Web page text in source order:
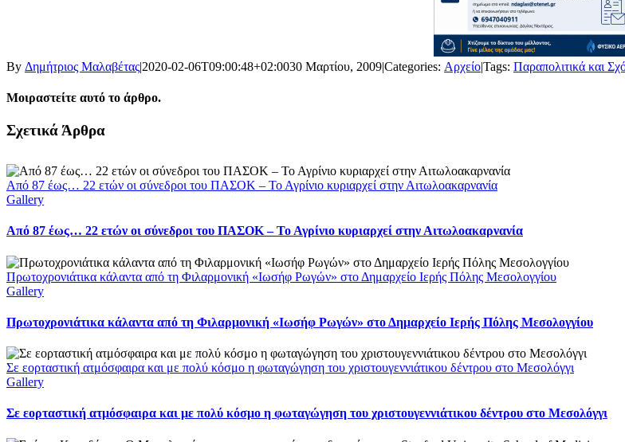
By Δημήτριος Μαλαβέτας|2020-02-06T09:00:48+02:0030 Μαρτίου, 2009|Categories: Αρχείο|Tags: Παραπολιτικά και
Μοιραστείτε αυτό το άρθρο.
Facebook
X
LinkedIn
WhatsApp
Email
Σχετικά Άρθρα
Από 87 έως… 22 ετών οι σύνεδροι του ΠΑΣΟΚ – Το Αγρίνιο κυριαρχεί στην Αιτωλοακαρνανία
Gallery
Από 87 έως… 22 ετών οι σύνεδροι του ΠΑΣΟΚ – Το Αγρίνιο κυριαρχεί στην Αιτωλοακαρνανία
Πρωτοχρονιάτικα κάλαντα από τη Φιλαρμονική «Ιωσήφ Ρωγών» στο Δημαρχείο Ιερής Πόλης Μεσολογγίου
Gallery
Πρωτοχρονιάτικα κάλαντα από τη Φιλαρμονική «Ιωσήφ Ρωγών» στο Δημαρχείο Ιερής Πόλης Μεσολογγίου
Σε εορταστική ατμόσφαιρα και με πολύ κόσμο η φωταγώγηση του χριστουγεννιάτικου δέντρου στο Μεσολόγγι
Gallery
Σε εορταστική ατμόσφαιρα και με πολύ κόσμο η φωταγώγηση του χριστουγεννιάτικου δέντρου στο Μεσολόγγι